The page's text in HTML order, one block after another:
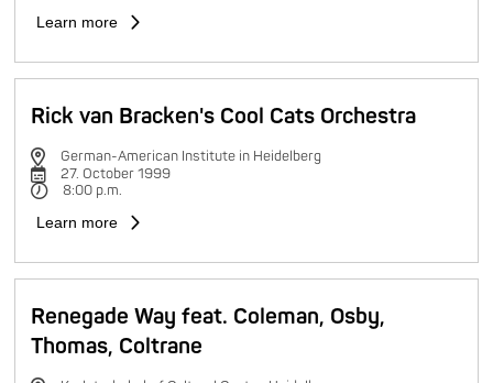
Learn more
Rick van Bracken's Cool Cats Orchestra
German-American Institute in Heidelberg
27. October 1999
8:00 p.m.
Learn more
Renegade Way feat. Coleman, Osby,
Thomas, Coltrane